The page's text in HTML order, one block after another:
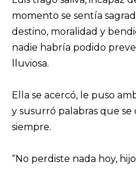
momento se sentía
destino, moralidad y
nadie habría podido
lluviosa.
Ella se acercó, le puso
y susurró palabras que
siempre.
“No perdiste nada hoy,